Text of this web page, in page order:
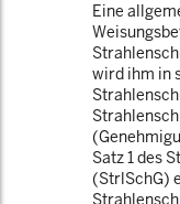
Eine
wird ihm in
Satz 1 des
(StrlSchG)